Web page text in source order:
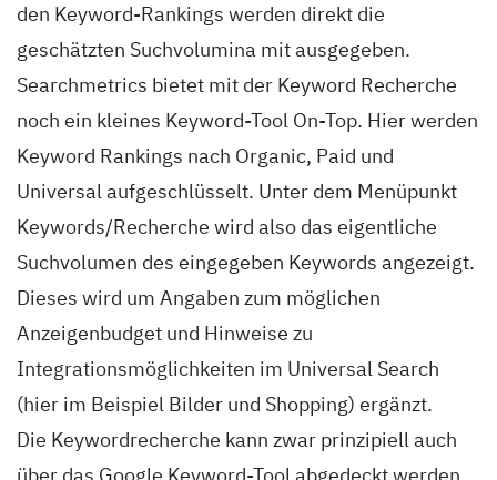
den Keyword-Rankings werden direkt die
geschätzten Suchvolumina mit ausgegeben.
Searchmetrics bietet mit der Keyword Recherche
noch ein kleines Keyword-Tool On-Top. Hier werden
Keyword Rankings nach Organic, Paid und
Universal aufgeschlüsselt. Unter dem Menüpunkt
Keywords/Recherche wird also das eigentliche
Suchvolumen des eingegeben Keywords angezeigt.
Dieses wird um Angaben zum möglichen
Anzeigenbudget und Hinweise zu
Integrationsmöglichkeiten im Universal Search
(hier im Beispiel Bilder und Shopping) ergänzt.
Die Keywordrecherche kann zwar prinzipiell auch